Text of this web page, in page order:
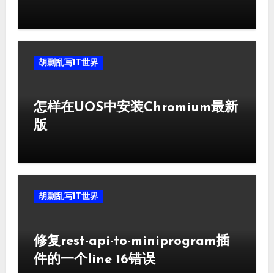
胡剽乱写IT世界
怎样在UOS中安装Chromium最新
版
胡剽乱写IT世界
修复rest-api-to-miniprogram插
件的一个line 16错误